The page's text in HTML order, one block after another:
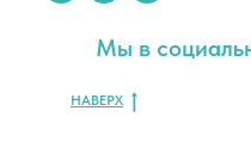
Мы в
НАВЕРХ